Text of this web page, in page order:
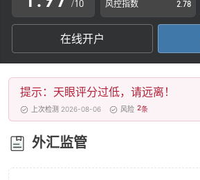
2
3
4
5
6
7
8
9
/10
风控指数
2.78
在线开户
提示：天眼评分过低，请远离！
上次检测 2026-08-06 风险 2条
外汇监管